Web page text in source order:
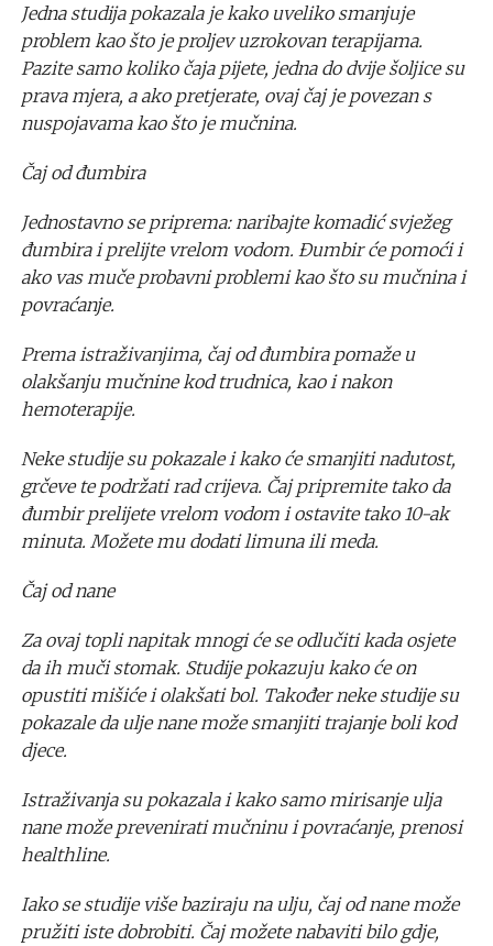
Jedna studija pokazala je kako uveliko smanjuje
problem kao što je proljev uzrokovan terapijama.
Pazite samo koliko čaja pijete, jedna do dvije šoljice su
prava mjera, a ako pretjerate, ovaj čaj je povezan s
nuspojavama kao što je mučnina.
Čaj od đumbira
Jednostavno se priprema: naribajte komadić svježeg
đumbira i prelijte vrelom vodom. Đumbir će pomoći i
ako vas muče probavni problemi kao što su mučnina i
povraćanje.
Prema istraživanjima, čaj od đumbira pomaže u
olakšanju mučnine kod trudnica, kao i nakon
hemoterapije.
Neke studije su pokazale i kako će smanjiti nadutost,
grčeve te podržati rad crijeva. Čaj pripremite tako da
đumbir prelijete vrelom vodom i ostavite tako 10-ak
minuta. Možete mu dodati limuna ili meda.
Čaj od nane
Za ovaj topli napitak mnogi će se odlučiti kada osjete
da ih muči stomak. Studije pokazuju kako će on
opustiti mišiće i olakšati bol. Također neke studije su
pokazale da ulje nane može smanjiti trajanje boli kod
djece.
Istraživanja su pokazala i kako samo mirisanje ulja
nane može prevenirati mučninu i povraćanje, prenosi
healthline.
Iako se studije više baziraju na ulju, čaj od nane može
pružiti iste dobrobiti. Čaj možete nabaviti bilo gdje,